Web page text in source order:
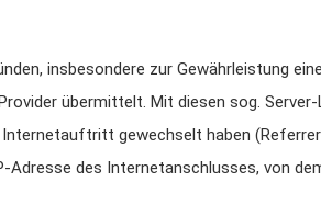
insbesondere zur Gewährleistung
übermittelt. Mit diesen sog.
gewechselt haben
Adresse des Internetanschlusses, von